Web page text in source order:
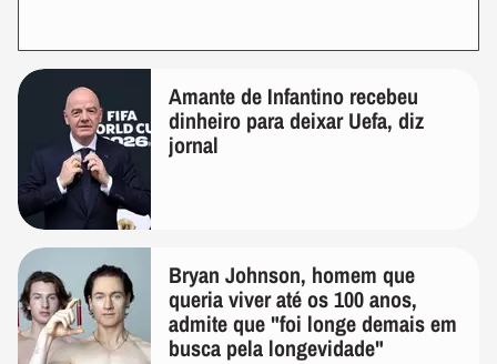
Amante de Infantino recebeu
dinheiro para deixar Uefa, diz
jornal
Bryan Johnson, homem que
queria viver até os 100 anos,
admite que "foi longe demais em
busca pela longevidade"